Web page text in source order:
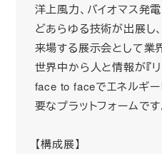
洋上風力、バイオマス発
どあらゆる技術が出展し
来場する展示会として業
世界中から人と情報が『
face to faceでエネルギ
要なプラットフォームです
【構成展】